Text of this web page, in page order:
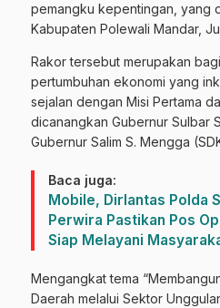
pemangku kepentingan, yang
Kabupaten Polewali Mandar,
Rakor tersebut merupakan
pertumbuhan ekonomi yang
sejalan dengan Misi Pertama
dicanangkan Gubernur Sulbar
Gubernur Salim S. Mengga
Baca juga:
Mobile, Dirlantas Polda
Perwira Pastikan Pos
Siap Melayani
Mengangkat tema
Daerah melalui Sektor